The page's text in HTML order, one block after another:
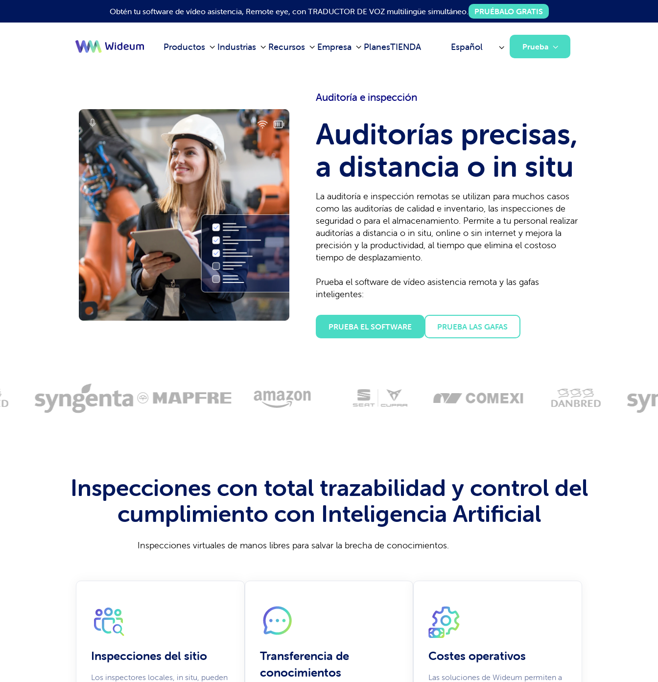
Obtén tu software de vídeo asistencia, Remote eye, con TRADUCTOR DE VOZ multilingüe simultáneo. PRUÉBALO GRATIS
Productos Industrias Recursos Empresa PlanesTIENDA Español Prueba
Auditoría e inspección
Auditorías precisas,
a distancia o in situ
La auditoría e inspección remotas se utilizan para muchos casos
como las auditorías de calidad e inventario, las inspecciones de
seguridad o para el almacenamiento. Permite a tu personal realizar
auditorías a distancia o in situ, online o sin internet y mejora la
precisión y la productividad, al tiempo que elimina el costoso
tiempo de desplazamiento.
Prueba el software de vídeo asistencia remota y las gafas
inteligentes:
PRUEBA EL SOFTWARE PRUEBA LAS GAFAS
Inspecciones con total trazabilidad y control del
cumplimiento con Inteligencia Artificial
Inspecciones virtuales de manos libres para salvar la brecha de conocimientos.
Inspecciones del sitio
Los inspectores locales, in situ, pueden
Transferencia de
conocimientos
Costes operativos
Las soluciones de Wideum permiten a